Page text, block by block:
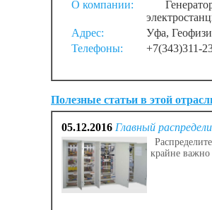
О компании:
Генератор
Адрес:
Уфа,
Телефоны:
+7(343)311-
Полезные статьи в этой
05.12.2016 Главный
крайне важно